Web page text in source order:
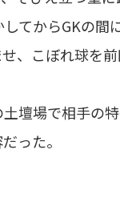
てからGKの間
、こぼれ球を前
壇場で相手の
った。